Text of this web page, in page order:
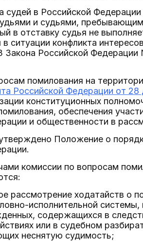
судей в Российской
и судьями,
в отставку судья не
ситуации конфликта
Закона Российской
помилования на
Российской Федерации от 28
конституционных
обеспечения
и общественности в
Положение о
комиссии по вопросам
рассмотрение ходатайств о
исполнительной
содержащихся в
или в судебном
неснятую судимость;